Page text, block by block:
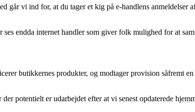
går vi ind for, at du tager et kig på e-handlens
endda internet handler som giver folk mulighed for at
butikkernes produkter, og modtager provision såfremt en
potentielt er udarbejdet efter at vi senest opdaterede